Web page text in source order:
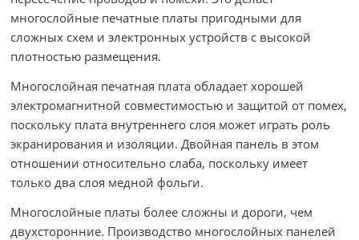
многослойные печатные платы пригодными для
сложных схем и электронных устройств с высокой
плотностью размещения.
Многослойная печатная плата обладает хорошей
электромагнитной совместимостью и защитой от помех,
поскольку плата внутреннего слоя может играть роль
экранирования и изоляции. Двойная панель в этом
отношении относительно слаба, поскольку имеет
только два слоя медной фольги.
Многослойные платы более сложны и дороги, чем
двухсторонние. Производство многослойных панелей